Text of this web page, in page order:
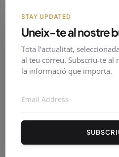
PirineusTV en directe
STAY UPDATED
Uneix-te al nostre
Tota l’actualitat,
al teu correu. Subscriu-te al
la informació que importa.